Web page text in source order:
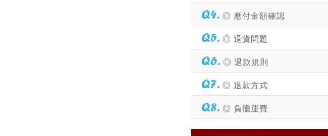
Q4. ◎ 應付金額確認
Q5. ◎ 退貨問題
Q6. ◎ 退款規則
Q7. ◎ 退款方式
Q8. ◎ 負擔運費